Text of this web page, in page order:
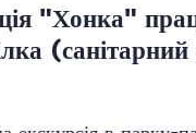
"Хонка"